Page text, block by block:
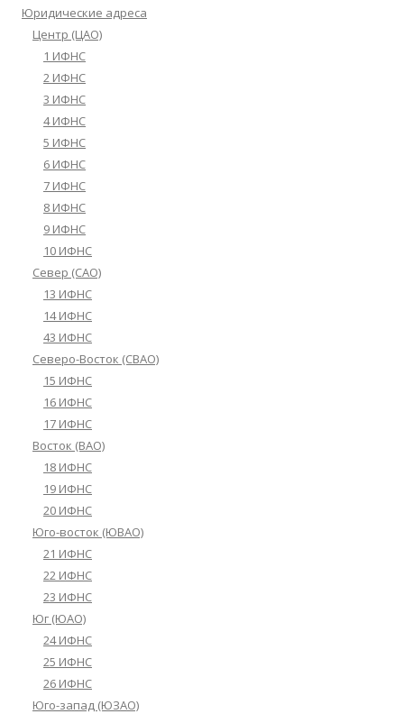
Юридические адреса
Центр (ЦАО)
1 ИФНС
2 ИФНС
3 ИФНС
4 ИФНС
5 ИФНС
6 ИФНС
7 ИФНС
8 ИФНС
9 ИФНС
10 ИФНС
Север (САО)
13 ИФНС
14 ИФНС
43 ИФНС
Северо-Восток (СВАО)
15 ИФНС
16 ИФНС
17 ИФНС
Восток (ВАО)
18 ИФНС
19 ИФНС
20 ИФНС
Юго-восток (ЮВАО)
21 ИФНС
22 ИФНС
23 ИФНС
Юг (ЮАО)
24 ИФНС
25 ИФНС
26 ИФНС
Юго-запад (ЮЗАО)